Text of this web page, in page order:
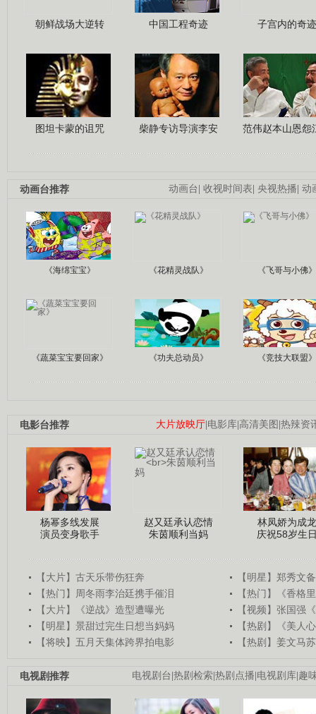
朝鲜战场大逆转 中国工程奇迹 子宫内的奇迹
图坦卡蒙的诅咒 柴静专访导演李安 范伟赵本山恩怨
动画台| 收视时间表| 央视热播| 动
动画台推荐
《海绵宝宝》 《花精灵战队》 《飞哥与小佛》
《蔬菜宝宝要回家》 《功夫总动员》 《竞技大联盟》
大片放映厅|电影库|高清美图 |热辣资
电影台推荐
杨幂多线发展
演员变身歌手
赵又廷承认恋情
朱茵顺利当妈
林凤娇为成龙
庆祝58岁生
【大片】古天乐带伤狂奔
【明星】郑秀文
【热门】周冬雨李治廷携手催泪
【热门】《香格
【大片】《逆战》造型遭曝光
【视频】张国强
【明星】景甜过完生日想当妈妈
【热剧】《美人
【将映】五月天集体跨界拍电影
【热剧】姜文马
电视剧台|热剧检索|热剧点播|电视剧库|趣
电视剧推荐